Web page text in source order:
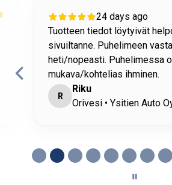
24 days ago
Tuotteen tiedot löytyivät
sivuiltanne. Puhelimeen
heti/nopeasti. Puhelimessa
mukava/kohtelias ihminen.
R
Riku
Orivesi • Ysitien Auto